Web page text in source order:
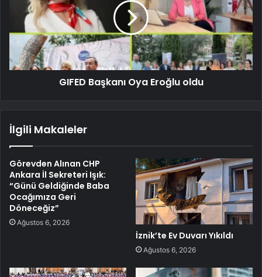
GIFED Başkanı Oya Eroğlu oldu
İlgili Makaleler
Görevden Alınan CHP
Ankara İl Sekreteri Işık:
“Günü Geldiğinde Baba
Ocağımıza Geri
Döneceğiz”
Ağustos 6, 2026
İznik’te Ev Duvarı Yıkıldı
Ağustos 6, 2026